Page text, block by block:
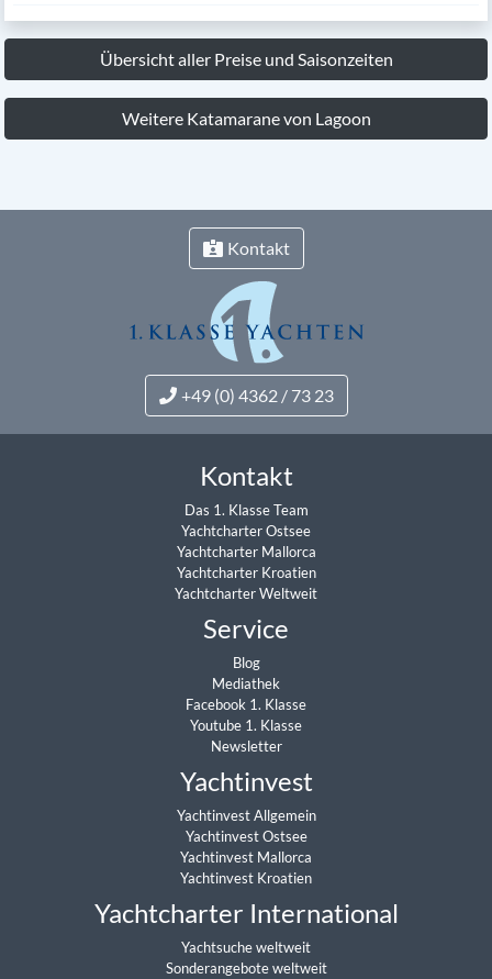
Übersicht aller Preise und Saisonzeiten
Weitere Katamarane von Lagoon
Kontakt
+49 (0) 4362 / 73 23
Kontakt
Das 1. Klasse Team
Yachtcharter Ostsee
Yachtcharter Mallorca
Yachtcharter Kroatien
Yachtcharter Weltweit
Service
Blog
Mediathek
Facebook 1. Klasse
Youtube 1. Klasse
Newsletter
Yachtinvest
Yachtinvest Allgemein
Yachtinvest Ostsee
Yachtinvest Mallorca
Yachtinvest Kroatien
Yachtcharter International
Yachtsuche weltweit
Sonderangebote weltweit